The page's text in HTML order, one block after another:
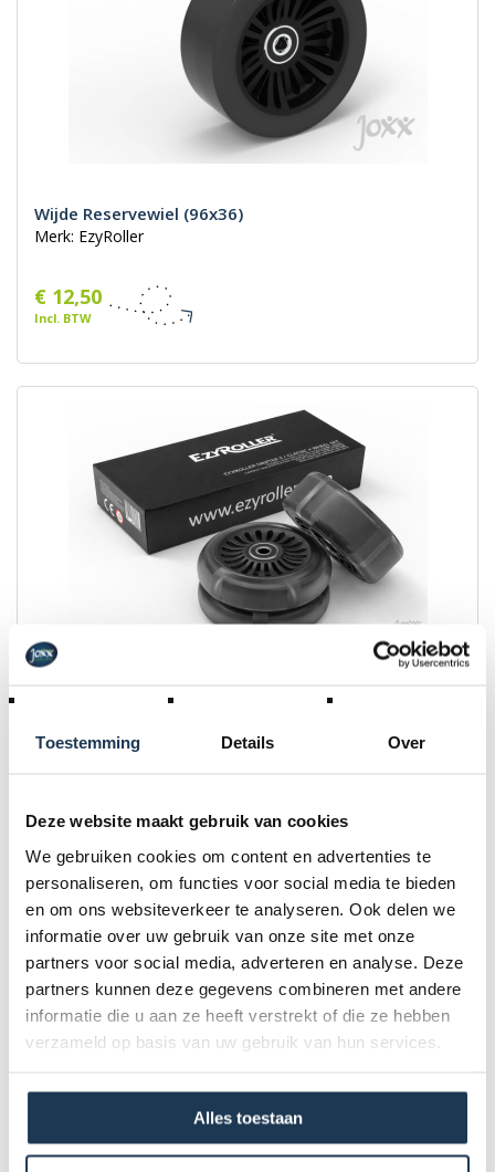
Toestemming Details Over
Deze website maakt gebruik van cookies
We gebruiken cookies om content en advertenties te
personaliseren, om functies voor social media te bieden
en om ons websiteverkeer te analyseren. Ook delen we
informatie over uw gebruik van onze site met onze
partners voor social media, adverteren en analyse. Deze
partners kunnen deze gegevens combineren met andere
informatie die u aan ze heeft verstrekt of die ze hebben
verzameld op basis van uw gebruik van hun services.
Alles toestaan
Wijde Reservewiel (96x36)
Merk: EzyRoller
€ 12,50
Incl. BTW